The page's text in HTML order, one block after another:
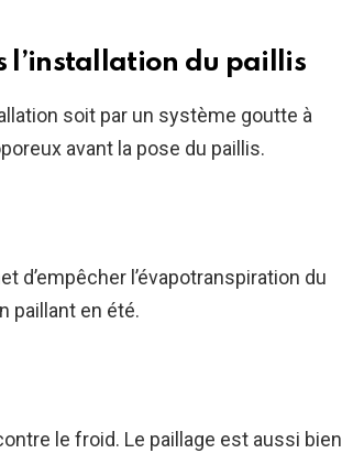
l’installation du paillis
soit par un système goutte à
avant la pose du paillis.
d’empêcher l’évapotranspiration du
paillant en été.
le froid. Le paillage est aussi bien